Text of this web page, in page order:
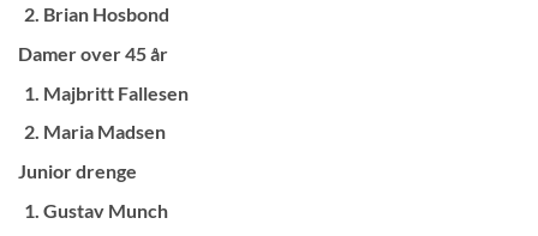
Brian Hosbond
Damer over 45 år
Majbritt Fallesen
Maria Madsen
Junior drenge
Gustav Munch